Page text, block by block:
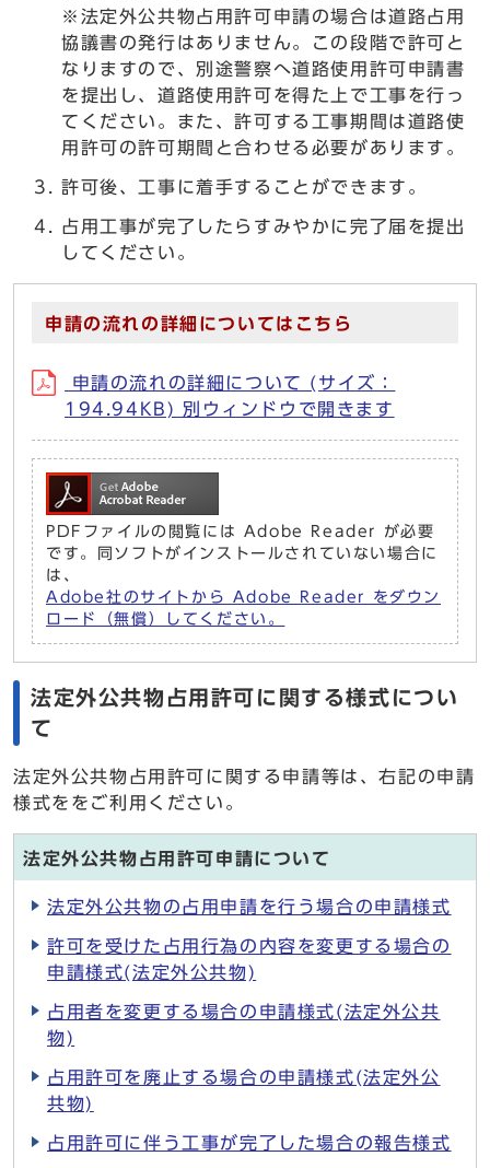
※法定外公共物占用許可申請の場合は道路占用
協議書の発行はありません。この段階で許可と
なりますので、別途警察へ道路使用許可申請書
を提出し、道路使用許可を得た上で工事を行っ
てください。また、許可する工事期間は道路使
用許可の許可期間と合わせる必要があります。
許可後、工事に着手することができます。
占用工事が完了したらすみやかに完了届を提出
してください。
申請の流れの詳細についてはこちら
申請の流れの詳細について (サイズ：
194.94KB) 別ウィンドウで開きます
PDFファイルの閲覧には Adobe Reader が必要
です。同ソフトがインストールされていない場合に
は、
Adobe社のサイトから Adobe Reader をダウン
ロード（無償）してください。
法定外公共物占用許可に関する様式につい
て
法定外公共物占用許可に関する申請等は、右記の申請
様式ををご利用ください。
法定外公共物占用許可申請について
法定外公共物の占用申請を行う場合の申請様式
許可を受けた占用行為の内容を変更する場合の
申請様式(法定外公共物)
占用者を変更する場合の申請様式(法定外公共
物)
占用許可を廃止する場合の申請様式(法定外公
共物)
占用許可に伴う工事が完了した場合の報告様式